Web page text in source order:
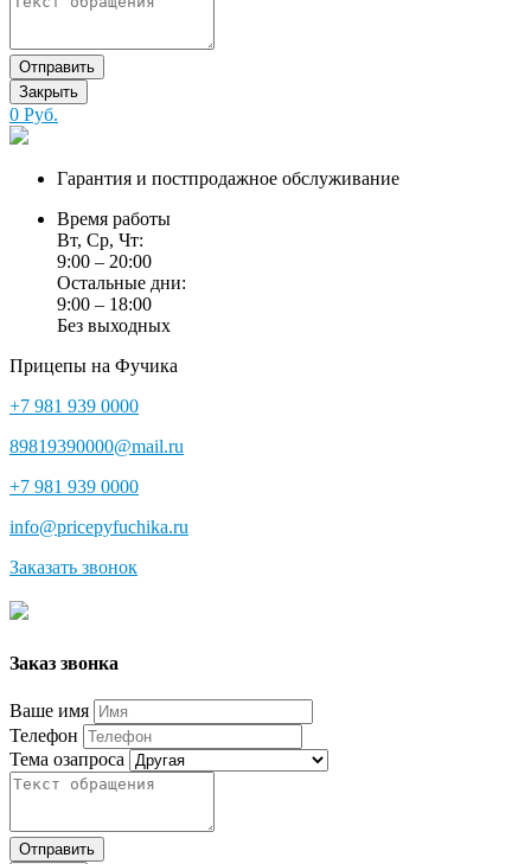
Отправить
Закрыть
0 Руб.
Гарантия и постпродажное обслуживание
Время работы
Вт, Ср, Чт:
9:00 – 20:00
Остальные дни:
9:00 – 18:00
Без выходных
Прицепы на Фучика
+7 981 939 0000
89819390000@mail.ru
+7 981 939 0000
info@pricepyfuchika.ru
Заказать звонок
Заказ звонка
Ваше имя
Телефон
Тема озапроса
Отправить